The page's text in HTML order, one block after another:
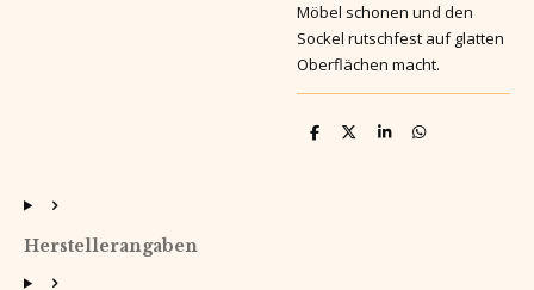
Möbel schonen und den
Sockel rutschfest auf glatten
Oberflächen macht.
T
T
T
T
Herstellerangaben